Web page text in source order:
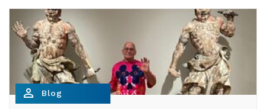
person_outline Blog